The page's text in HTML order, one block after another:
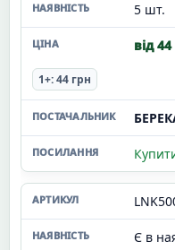
5 шт.
від
1+: 44 грн
Є в